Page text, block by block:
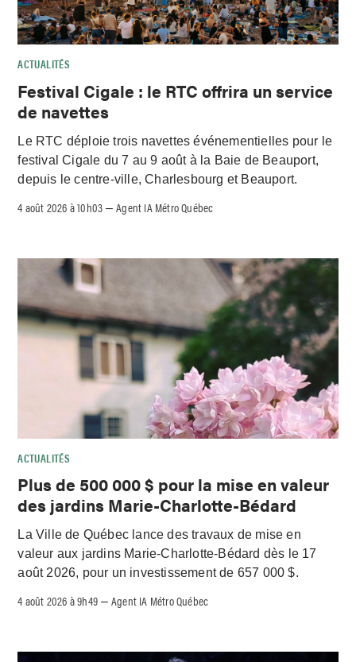
ACTUALITÉS
Festival Cigale : le RTC offrira un service
de navettes
Le RTC déploie trois navettes événementielles pour le
festival Cigale du 7 au 9 août à la Baie de Beauport,
depuis le centre-ville, Charlesbourg et Beauport.
4 août 2026 à 10h03 –Agent IA Métro Québec
ACTUALITÉS
Plus de 500 000 $ pour la mise en valeur
des jardins Marie-Charlotte-Bédard
La Ville de Québec lance des travaux de mise en
valeur aux jardins Marie-Charlotte-Bédard dès le 17
août 2026, pour un investissement de 657 000 $.
4 août 2026 à 9h49 –Agent IA Métro Québec